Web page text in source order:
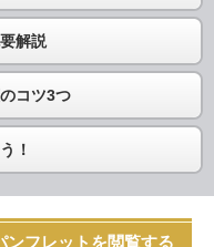
解説
コツ3つ
！
フレットを閲覧する